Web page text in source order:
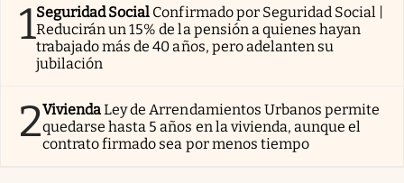
1Seguridad Social Confirmado por Seguridad Social |
Reducirán un 15% de la pensión a quienes hayan
trabajado más de 40 años, pero adelanten su
jubilación
2ViviendaLey de Arrendamientos Urbanos permite
quedarse hasta 5 años en la vivienda, aunque el
contrato firmado sea por menos tiempo